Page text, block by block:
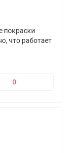
покраски
что работает
0